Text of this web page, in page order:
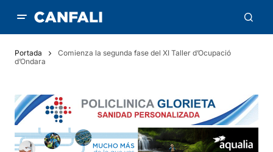
Portada
Comienza la segunda fase del XI Taller d’Ocupació
d’Ondara